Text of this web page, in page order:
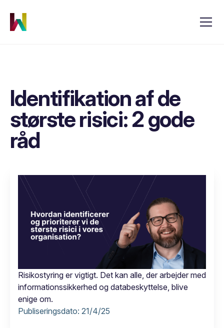
Identifikation af de
største risici: 2 gode
råd
Risikostyring er vigtigt. Det kan alle, der arbejder med
informationssikkerhed og databeskyttelse, blive
enige om.
Publiseringsdato: 21/4/25